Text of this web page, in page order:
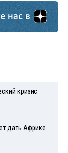
кризис
дать Африке